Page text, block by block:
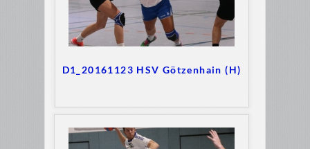
D1_20161123 HSV Götzenhain (H)